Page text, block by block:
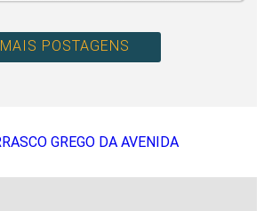
MAIS POSTAGENS